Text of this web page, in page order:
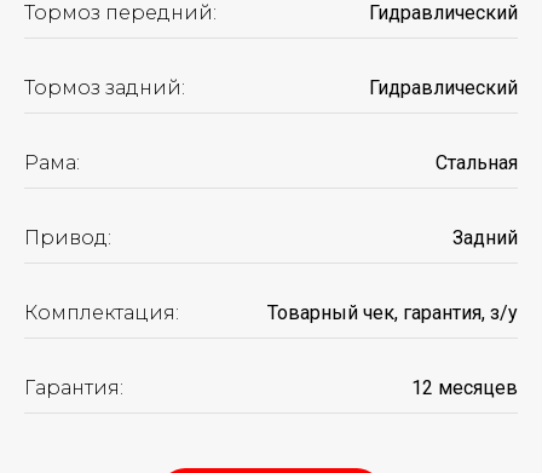
Тормоз передний: Гидравлический
Тормоз задний: Гидравлический
Рама: Стальная
Привод: Задний
Комплектация: Товарный чек, гарантия, з/у
Гарантия: 12 месяцев
ПОДОБРАТЬ ЭЛЕКТРОВЕЛОСИПЕД
ЭЛЕКТРОВЕЛОСИПЕД
КОНКРЕТНО ПОД ВАС